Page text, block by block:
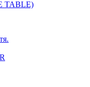
TABLE)